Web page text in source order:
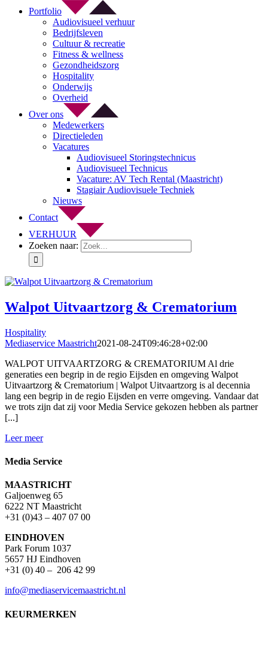
Portfolio
Audiovisueel verhuur
Bedrijfsleven
Cultuur & recreatie
Fitness & wellness
Gezondheidszorg
Hospitality
Onderwijs
Overheid
Over ons
Medewerkers
Directieleden
Vacatures
Audiovisueel Storingstechnicus
Audiovisueel Technicus
Vacature: AV Tech Rental (Maastricht)
Stagiair Audiovisuele Techniek
Nieuws
Contact
VERHUUR
Zoeken naar:
Walpot Uitvaartzorg & Crematorium
Hospitality
Mediaservice Maastricht2021-08-24T09:46:28+02:00
WALPOT UITVAARTZORG & CREMATORIUM Al drie
generaties een begrip in de regio Eijsden en omgeving Walpot
Uitvaartzorg & Crematorium | Walpot Uitvaartzorg is al decennia
lang een begrip in de regio Eijsden en verre omgeving. Vandaar dat
we trots zijn dat zij voor Media Service gekozen hebben als partner
[...]
Leer meer
Media Service
MAASTRICHT
Galjoenweg 65
6222 NT Maastricht
+31 (0)43 – 407 07 00
EINDHOVEN
Park Forum 1037
5657 HJ Eindhoven
+31 (0) 40 – 206 42 99
info@mediaservicemaastricht.nl
KEURMERKEN